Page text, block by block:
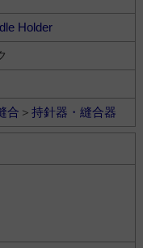
Holder
合 ＞ 持針器・縫合器